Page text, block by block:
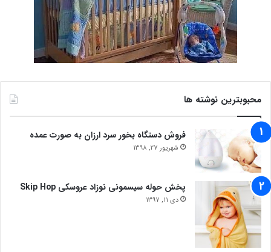
محبوبترین نوشته ها
فروش دستگاه بخور سرد ارزان به صورت عمده
شهریور 27, 1398
پخش حوله سیسمونی نوزاد عروسکی Skip Hop
دی 11, 1397